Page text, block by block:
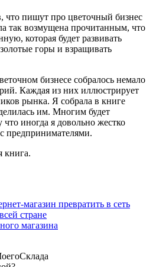
что пишут про цветочный бизнес
так возмущена прочитанным, что
которая будет развивать
горы и взращивать
бизнесе собралось немало
Каждая из них иллюстрирует
рынка. Я собрала в книге
им. Многим будет
иногда я довольно жестко
предпринимателями.
книга.
магазин превратить в сеть
стране
магазина